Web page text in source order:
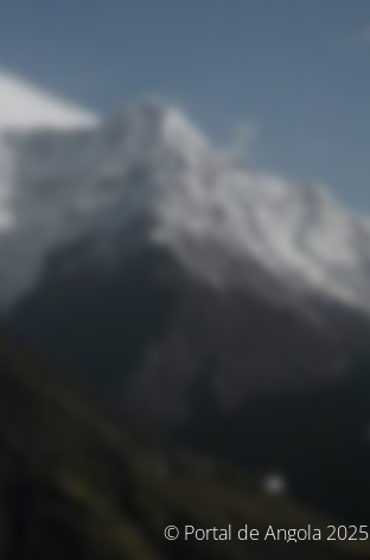
© Portal de Angola 2025